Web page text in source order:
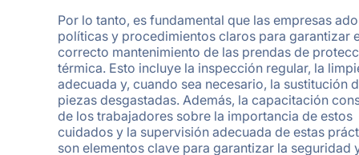
Por lo tanto, es fundamental que las empresas
políticas y procedimientos claros para garantizar
correcto mantenimiento de las prendas de
térmica. Esto incluye la inspección regular, la
adecuada y, cuando sea necesario, la sustitución
piezas desgastadas. Además, la capacitación
de los trabajadores sobre la importancia de estos
cuidados y la supervisión adecuada de estas
son elementos clave para garantizar la seguridad